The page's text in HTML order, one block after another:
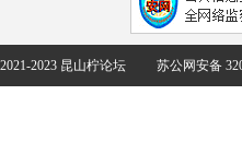
2021-2023 昆山柠论坛 苏公网安备